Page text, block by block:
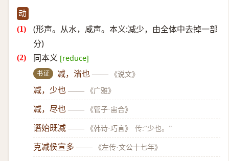
动
(形声。从水，咸声。本义:减少，由全体中去掉一部
分)
同本义 [reduce]
书证 减，渻也 —— 《说文》
减，少也 —— 《广雅》
减，尽也 —— 《管子·宙合》
谮始既减 —— 《韩诗·巧言》 传:“少也。”
克减侯宣多 —— 《左传·文公十七年》